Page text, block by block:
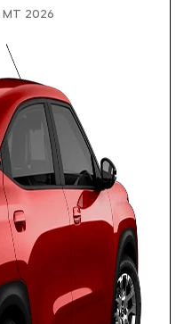
MT 2026